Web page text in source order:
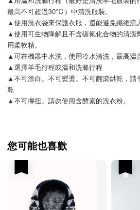
最高不可超過30℃）中清洗服裝。
▲使用洗衣袋來保護衣服，還能避免纖維流
▲使用可生物降解且不含碳氟化合物的清潔
用柔軟精。
▲可在機器中水洗，使用冷水清洗，最高
▲選擇羊毛行程或溫和洗滌行程
▲不可漂白。不可熨燙。不可翻滾烘乾，請
乾
▲不可擰扭。請勿使用含酵素的洗衣粉。
您可能也喜歡